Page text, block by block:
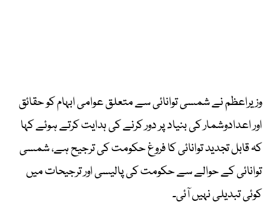
وزیراعظم نے شمسی توانائی سے متعلق عوامی ابہام کو حقائق
اور اعدادوشمار کی بنیاد پر دور کرنے کی ہدایت کرتے ہوئے کہا
کہ قابل تجدید توانائی کا فروغ حکومت کی ترجیح ہے، شمسی
توانائی کے حوالے سے حکومت کی پالیسی اور ترجیحات میں
کوئی تبدیلی نہیں آئی۔